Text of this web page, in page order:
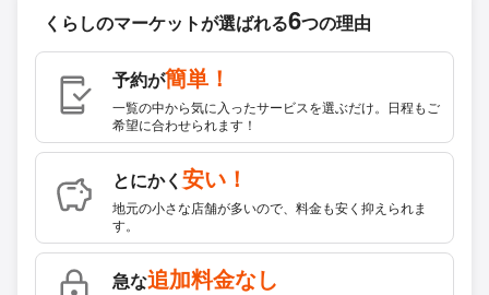
くらしのマーケットが選ばれる6つの理由
予約が簡単！
一覧の中から気に入ったサービスを選ぶだけ。日程もご
希望に合わせられます！
とにかく 安い！
地元の小さな店舗が多いので、料金も安く抑えられま
す。
急な追加料金なし